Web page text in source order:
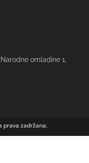
omladine 1,
prava zadržana.